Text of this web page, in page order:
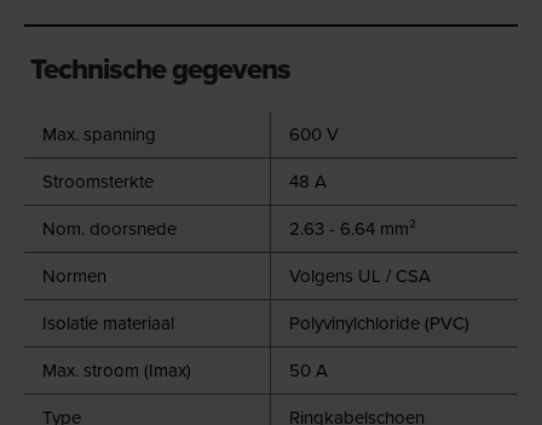
Technische gegevens
Max. spanning
600 V
Stroomsterkte
48 A
Nom. doorsnede
2.63 - 6.64 mm²
Normen
Volgens UL / CSA
Isolatie materiaal
Polyvinylchloride (PVC)
Max. stroom (Imax)
50 A
Type
Ringkabelschoen